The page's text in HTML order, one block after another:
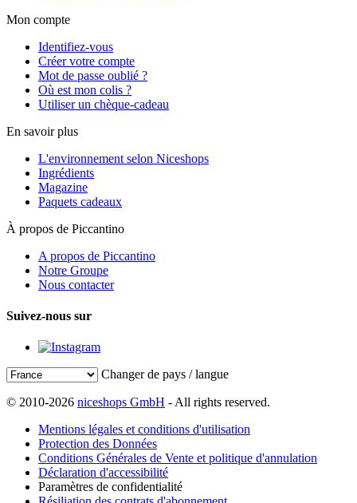
Mon compte
Identifiez-vous
Créer votre compte
Mot de passe oublié ?
Où est mon colis ?
Utiliser un chèque-cadeau
En savoir plus
L'environnement selon Niceshops
Ingrédients
Magazine
Paquets cadeaux
À propos de Piccantino
A propos de Piccantino
Notre Groupe
Nous contacter
Suivez-nous sur
Changer de pays / langue
© 2010-2026 niceshops GmbH - All rights reserved.
Mentions légales et conditions d'utilisation
Protection des Données
Conditions Générales de Vente et politique d'annulation
Déclaration d'accessibilité
Paramètres de confidentialité